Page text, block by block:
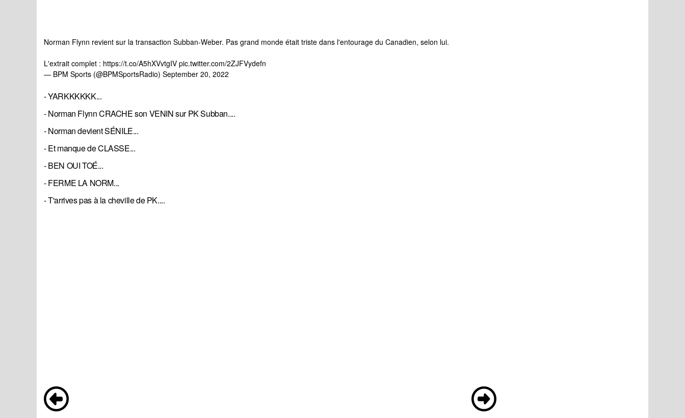
Norman Flynn revient sur la transaction Subban-Weber. Pas grand monde était triste dans l'entourage du Canadien, selon lui.
L'extrait complet : https://t.co/A5hXVvtgIV pic.twitter.com/2ZJFVydefn
— BPM Sports (@BPMSportsRadio) September 20, 2022
- YARKKKKKK...
- Norman Flynn CRACHE son VENIN sur PK Subban....
- Norman devient SÉNILE...
- Et manque de CLASSE...
- BEN OUI TOÉ...
- FERME LA NORM...
- T'arrives pas à la cheville de PK....